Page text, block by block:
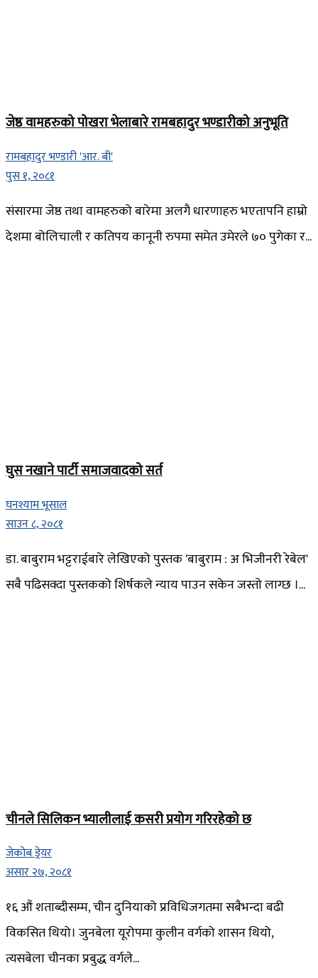
जेष्ठ वामहरुको पोखरा भेलाबारे रामबहादुर भण्डारीको अनुभूति
रामबहादुर भण्डारी 'आर. बी'
पुस १, २०८१
संसारमा जेष्ठ तथा वामहरुको बारेमा अलगै धारणाहरु भएतापनि हाम्रो
देशमा बोलिचाली र कतिपय कानूनी रुपमा समेत उमेरले ७० पुगेका र...
घुस नखाने पार्टी समाजवादको सर्त
घनश्याम भूसाल
साउन ८, २०८१
डा. बाबुराम भट्टराईबारे लेखिएको पुस्तक 'बाबुराम : अ भिजीनरी रेबेल'
सबै पढिसक्दा पुस्तकको शिर्षकले न्याय पाउन सकेन जस्तो लाग्छ ।...
चीनले सिलिकन भ्यालीलाई कसरी प्रयोग गरिरहेको छ
जेकोब ड्रेयर
असार २७, २०८१
१६ औं शताब्दीसम्म, चीन दुनियाको प्रविधिजगतमा सबैभन्दा बढी
विकसित थियो। जुनबेला यूरोपमा कुलीन वर्गको शासन थियो,
त्यसबेला चीनका प्रबुद्ध वर्गले...